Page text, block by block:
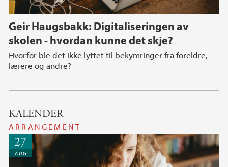
Geir Haugsbakk: Digitaliseringen av
skolen - hvordan kunne det skje?
Hvorfor ble det ikke lyttet til bekymringer fra foreldre,
lærere og andre?
KALENDER
ARRANGEMENT
AUG
27